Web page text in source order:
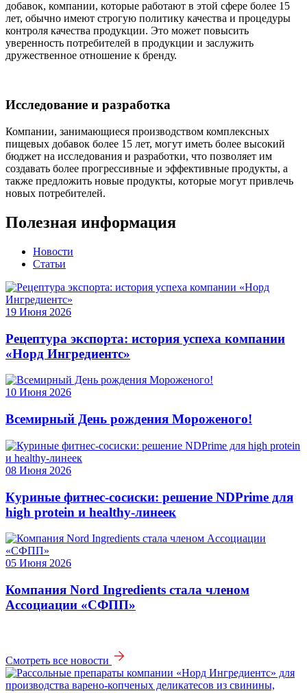
добавок, компании, которые работают в этой сфере более 15
лет, обычно имеют строгую политику качества и процедуры
контроля качества продукции. Это может повысить
уверенность потребителей в продукции и заслужить
дружественное отношение к бренду.
Исследование и разработка
Компании, занимающиеся производством комплексных
пищевых добавок более 15 лет, могут иметь более высокий
бюджет на исследования и разработки, что позволяет им
создавать более прогрессивные и эффективные продукты, а
также предложить новые продукты, которые могут привлечь
новых потребителей.
Полезная информация
Новости
Статьи
19 Июня 2026
Рецептура экспорта: история успеха компании
«Норд Ингредиентс»
10 Июня 2026
Всемирный День рождения Мороженого!
08 Июня 2026
Куриные фитнес-сосиски: решение NDPrime для
high protein и healthy-линеек
05 Июня 2026
Компания Nord Ingredients стала членом
Ассоциации «СФПП»
Смотреть все новости